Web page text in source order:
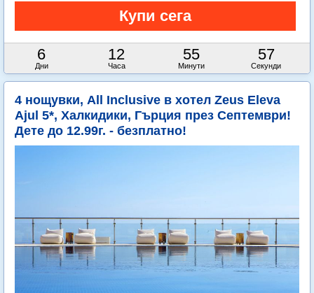
6
Дни
12
Часа
55
Минути
56
Секунди
4 нощувки, All Inclusive в хотел Zeus Eleva
Ajul 5*, Халкидики, Гърция през Септември!
Дете до 12.99г. - безплатно!